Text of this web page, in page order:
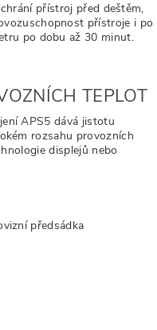
přístroj před deštěm,
přístroje i po
po dobu až 30 minut.
TEPLOT
APS5 dává jistotu
rozsahu provozních
displejů nebo
předsádka